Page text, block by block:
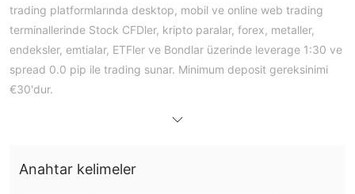
trading platformlarında desktop, mobil ve online web trading
terminallerinde Stock CFDler, kripto paralar, forex, metaller,
endeksler, emtialar, ETFler ve Bondlar üzerinde leverage 1:30 ve
spread 0.0 pip ile trading sunar. Minimum deposit gereksinimi
€30'dur.
Avantajlar ve Dezavantajlar
Libertex Güvenilir mi?
Anahtar kelimeler